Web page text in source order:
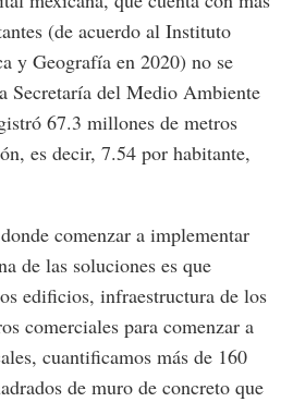
(de acuerdo al Instituto
y Geografía en 2020) no se
Secretaría del Medio Ambiente
67.3 millones de metros
es decir, 7.54 por habitante,
comenzar a implementar
de las soluciones es que
edificios, infraestructura de los
comerciales para comenzar a
cuantificamos más de 160
de muro de concreto que